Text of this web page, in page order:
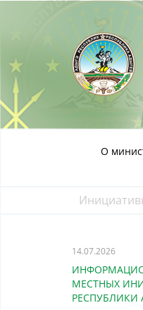
О
14.07.2026
МЕСТНЫХ
РЕСПУБЛИКИ